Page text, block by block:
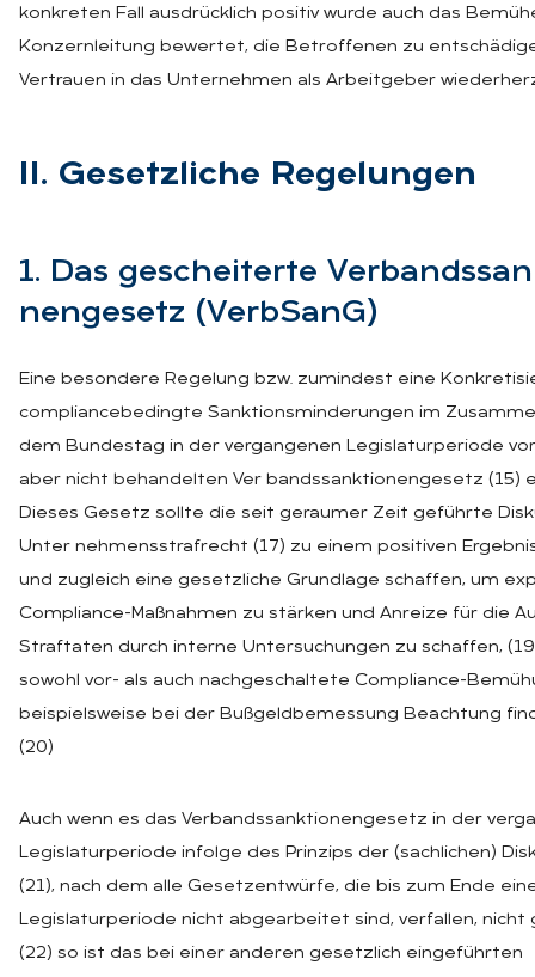
konkreten Fall ausdrücklich positiv wurde auch das
Konzernleitung bewertet, die Betroffenen zu
Vertrauen in das Unternehmen als Arbeitgeber
II. Ge­setz­li­che Re­ge­lun­gen
1. Das ge­schei­ter­te
nen­ge­setz (Verb­SanG)
Eine besondere Regelung bzw. zumindest eine
compliancebedingte Sanktionsminderungen im
dem Bundestag in der vergangenen Legislaturperiode
aber nicht behandelten Ver bandssanktionengesetz (15)
Dieses Gesetz sollte die seit geraumer Zeit geführte
Unter nehmensstrafrecht (17) zu einem positiven
und zugleich eine gesetzliche Grundlage schaffen, um
Compliance-Maßnahmen zu stärken und Anreize für die
Straftaten durch interne Untersuchungen zu schaffen,
sowohl vor- als auch nachgeschaltete Compliance-
beispielsweise bei der Bußgeldbemessung Beachtung
(20)
Auch wenn es das Verbandssanktionengesetz in der
Legislaturperiode infolge des Prinzips der (sachlichen)
(21), nach dem alle Gesetzentwürfe, die bis zum Ende
Legislaturperiode nicht abgearbeitet sind, verfallen, nicht
(22) so ist das bei einer anderen gesetzlich eingeführten